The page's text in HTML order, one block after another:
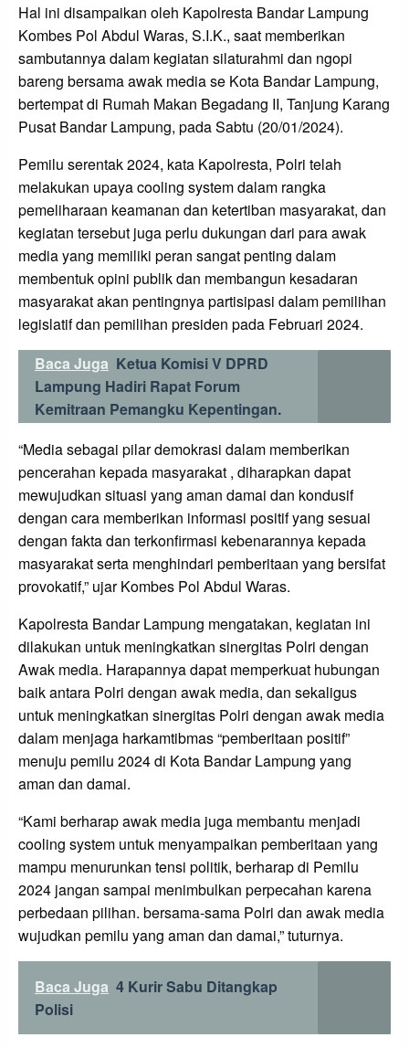
Hal ini disampaikan oleh Kapolresta Bandar Lampung
Kombes Pol Abdul Waras, S.I.K., saat memberikan
sambutannya dalam kegiatan silaturahmi dan ngopi
bareng bersama awak media se Kota Bandar Lampung,
bertempat di Rumah Makan Begadang II, Tanjung Karang
Pusat Bandar Lampung, pada Sabtu (20/01/2024).
Pemilu serentak 2024, kata Kapolresta, Polri telah
melakukan upaya cooling system dalam rangka
pemeliharaan keamanan dan ketertiban masyarakat, dan
kegiatan tersebut juga perlu dukungan dari para awak
media yang memiliki peran sangat penting dalam
membentuk opini publik dan membangun kesadaran
masyarakat akan pentingnya partisipasi dalam pemilihan
legislatif dan pemilihan presiden pada Februari 2024.
Baca Juga Ketua Komisi V DPRD
Lampung Hadiri Rapat Forum
Kemitraan Pemangku Kepentingan.
“Media sebagai pilar demokrasi dalam memberikan
pencerahan kepada masyarakat , diharapkan dapat
mewujudkan situasi yang aman damai dan kondusif
dengan cara memberikan informasi positif yang sesuai
dengan fakta dan terkonfirmasi kebenarannya kepada
masyarakat serta menghindari pemberitaan yang bersifat
provokatif,” ujar Kombes Pol Abdul Waras.
Kapolresta Bandar Lampung mengatakan, kegiatan ini
dilakukan untuk meningkatkan sinergitas Polri dengan
Awak media. Harapannya dapat memperkuat hubungan
baik antara Polri dengan awak media, dan sekaligus
untuk meningkatkan sinergitas Polri dengan awak media
dalam menjaga harkamtibmas “pemberitaan positif”
menuju pemilu 2024 di Kota Bandar Lampung yang
aman dan damai.
“Kami berharap awak media juga membantu menjadi
cooling system untuk menyampaikan pemberitaan yang
mampu menurunkan tensi politik, berharap di Pemilu
2024 jangan sampai menimbulkan perpecahan karena
perbedaan pilihan. bersama-sama Polri dan awak media
wujudkan pemilu yang aman dan damai,” tuturnya.
Baca Juga 4 Kurir Sabu Ditangkap
Polisi